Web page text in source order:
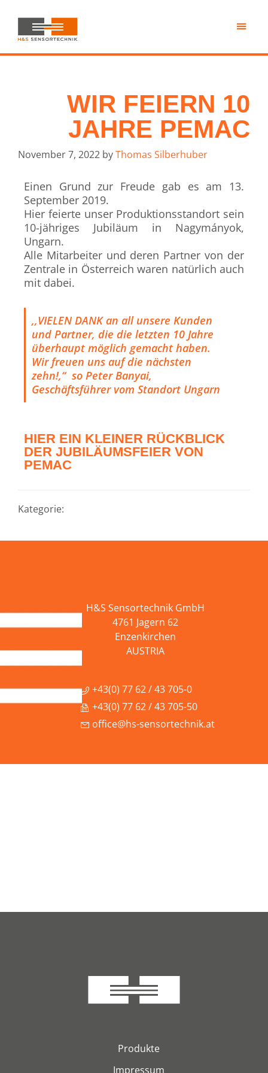
main
content
H&S
Sensortechnik
WIR FEIERN 10
JAHRE PEMAC
November 7, 2022 byThomas Silberhuber
Einen Grund zur Freude gab es am 13.
September 2019.
Hier feierte unser Produktionsstandort sein
10-jähriges Jubiläum in Nagymányok,
Ungarn.
Alle Mitarbeiter und deren Partner von der
Zentrale in Österreich waren natürlich auch
mit dabei.
,,VIELEN DANK an all unsere Kunden
und Partner, die die letzten 10 Jahre
überhaupt möglich gemacht haben.
Wir freuen uns auf die nächsten
zehn!,“ so Peter Banyai,
Geschäftsführer vom Standort Ungarn
HIER EIN KLEINER RÜCKBLICK
DER JUBILÄUMSFEIER VON
PEMAC
Kategorie:
H&S Sensortechnik GmbH
4761 Jagern 62
Enzenkirchen
AUSTRIA
+43(0) 77 62 / 43 705-0
+43(0) 77 62 / 43 705-50
office@hs-sensortechnik.at
Produkte
Impressum